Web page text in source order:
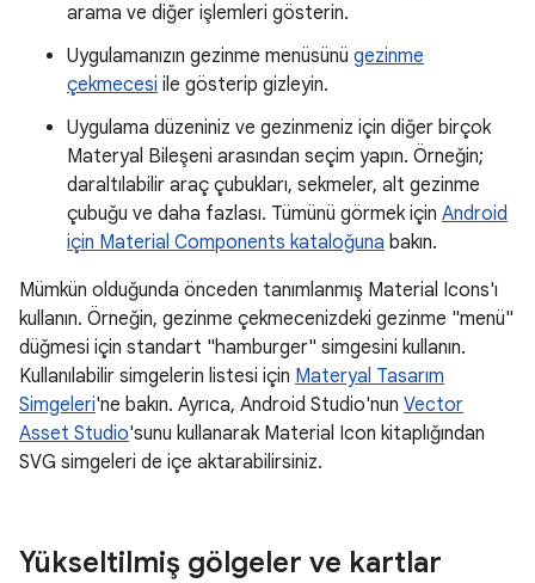
arama ve diğer işlemleri gösterin.
Uygulamanızın gezinme menüsünü gezinme
çekmecesi ile gösterip gizleyin.
Uygulama düzeniniz ve gezinmeniz için diğer birçok
Materyal Bileşeni arasından seçim yapın. Örneğin;
daraltılabilir araç çubukları, sekmeler, alt gezinme
çubuğu ve daha fazlası. Tümünü görmek için Android
için Material Components kataloğuna bakın.
Mümkün olduğunda önceden tanımlanmış Material Icons'ı
kullanın. Örneğin, gezinme çekmecenizdeki gezinme "menü"
düğmesi için standart "hamburger" simgesini kullanın.
Kullanılabilir simgelerin listesi için Materyal Tasarım
Simgeleri'ne bakın. Ayrıca, Android Studio'nun Vector
Asset Studio'sunu kullanarak Material Icon kitaplığından
SVG simgeleri de içe aktarabilirsiniz.
Yükseltilmiş gölgeler ve kartlar